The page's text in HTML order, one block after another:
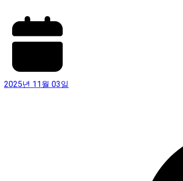
2025년 11월 03일